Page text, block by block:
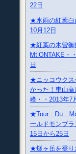
22日
★氷雨の紅葉白
10月12日
★紅葉の木曽
Mt’ONTAKE・
日
★ニッコウクス
かった！車山高
峰・・2013年7
★Tour Du
ールドモンブラ
15日から25日
★燧ヶ岳を登り